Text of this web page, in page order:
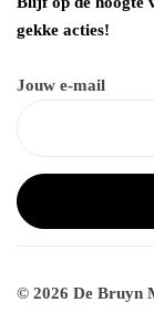
gekke acties!
Jouw e-mail
© 2026 De Bruyn